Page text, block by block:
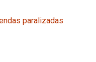
paralizadas